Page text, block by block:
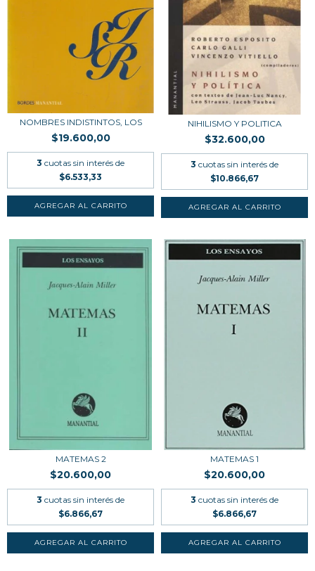
NOMBRES INDISTINTOS, LOS
$19.600,00
3 cuotas sin interés de
$6.533,33
NIHILISMO Y POLITICA
$32.600,00
3 cuotas sin interés de
$10.866,67
MATEMAS 2
$20.600,00
3 cuotas sin interés de
$6.866,67
MATEMAS 1
$20.600,00
3 cuotas sin interés de
$6.866,67